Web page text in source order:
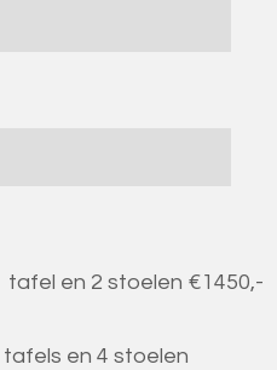
tafel en 2 stoelen €1450,-
tafels en 4 stoelen